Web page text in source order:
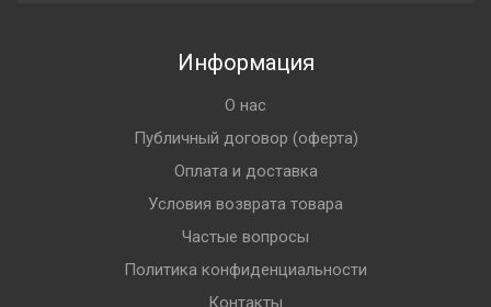
Информация
О нас
Публичный договор (оферта)
Оплата и доставка
Условия возврата товара
Частые вопросы
Политика конфиденциальности
Контакты